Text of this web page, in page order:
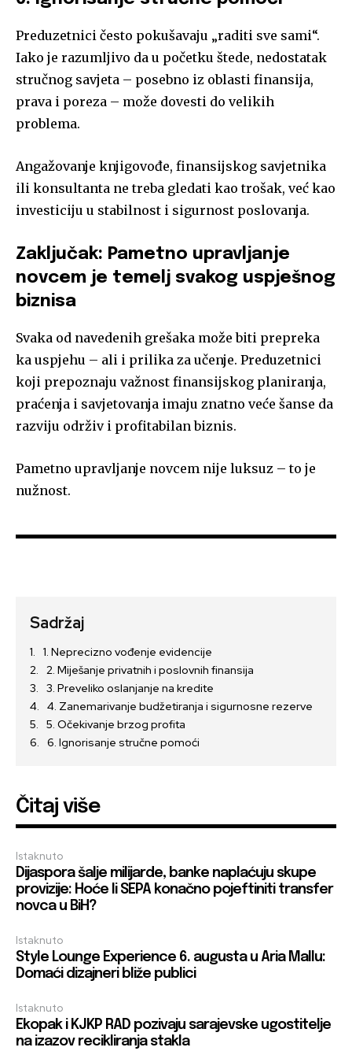
Preduzetnici često pokušavaju „raditi sve sami“.
Iako je razumljivo da u početku štede, nedostatak
stručnog savjeta – posebno iz oblasti finansija,
prava i poreza – može dovesti do velikih
problema.
Angažovanje knjigovođe, finansijskog savjetnika
ili konsultanta ne treba gledati kao trošak, već kao
investiciju u stabilnost i sigurnost poslovanja.
Zaključak: Pametno upravljanje
novcem je temelj svakog uspješnog
biznisa
Svaka od navedenih grešaka može biti prepreka
ka uspjehu – ali i prilika za učenje. Preduzetnici
koji prepoznaju važnost finansijskog planiranja,
praćenja i savjetovanja imaju znatno veće šanse da
razviju održiv i profitabilan biznis.
Pametno upravljanje novcem nije luksuz – to je
nužnost.
Sadržaj
1. Neprecizno vođenje evidencije
2. Miješanje privatnih i poslovnih finansija
3. Preveliko oslanjanje na kredite
4. Zanemarivanje budžetiranja i sigurnosne rezerve
5. Očekivanje brzog profita
6. Ignorisanje stručne pomoći
Čitaj više
Istaknuto
Dijaspora šalje milijarde, banke naplaćuju skupe
provizije: Hoće li SEPA konačno pojeftiniti transfer
novca u BiH?
Istaknuto
Style Lounge Experience 6. augusta u Aria Mallu:
Domaći dizajneri bliže publici
Istaknuto
Ekopak i KJKP RAD pozivaju sarajevske ugostitelje
na izazov recikliranja stakla